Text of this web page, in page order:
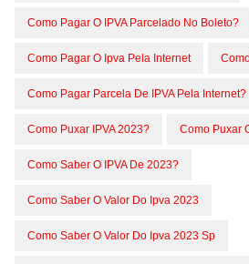
Como Pagar O IPVA Parcelado No Boleto?
Como Pagar O Ipva Pela Internet
Como Pagar Parcela De IPVA Pela Internet?
Como Puxar IPVA 2023? Como Puxar
Como Saber O IPVA De 2023?
Como Saber O Valor Do Ipva 2023
Como Saber O Valor Do Ipva 2023 Sp